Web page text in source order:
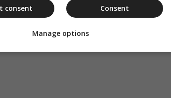
Consent
consent
Manage options